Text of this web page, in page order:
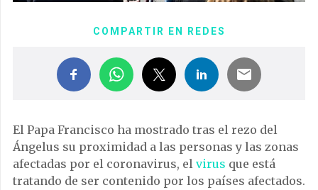
COMPARTIR EN REDES
El Papa Francisco ha mostrado tras el rezo del
Ángelus su proximidad a las personas y las zonas
afectadas por el coronavirus, el virus que está
tratando de ser contenido por los países afectados.